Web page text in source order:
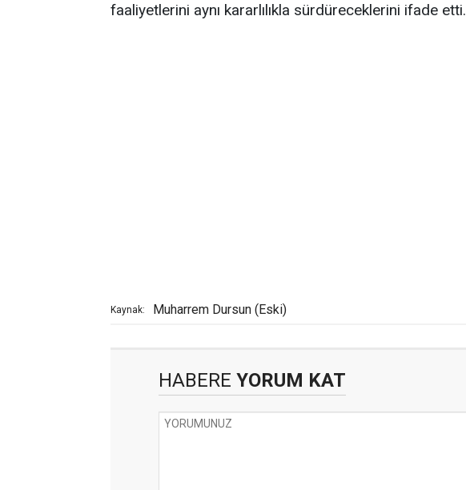
faaliyetlerini aynı kararlılıkla sürdüreceklerini ifade etti.
Kaynak: Muharrem Dursun (Eski)
HABERE YORUM KAT